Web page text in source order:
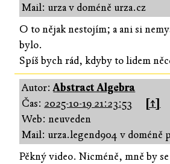
Mail: urza v doméně urza.cz
O to nějak nestojím; a ani si
bylo.
Spíš bych rád, kdyby to lidem
Autor:Abstract Algebra
Čas: 2025-10-19 21:23:53
[↑]
Web: neuveden
Mail: urza.legend904 v doméně
Pěkný video. Nicméně, mně by